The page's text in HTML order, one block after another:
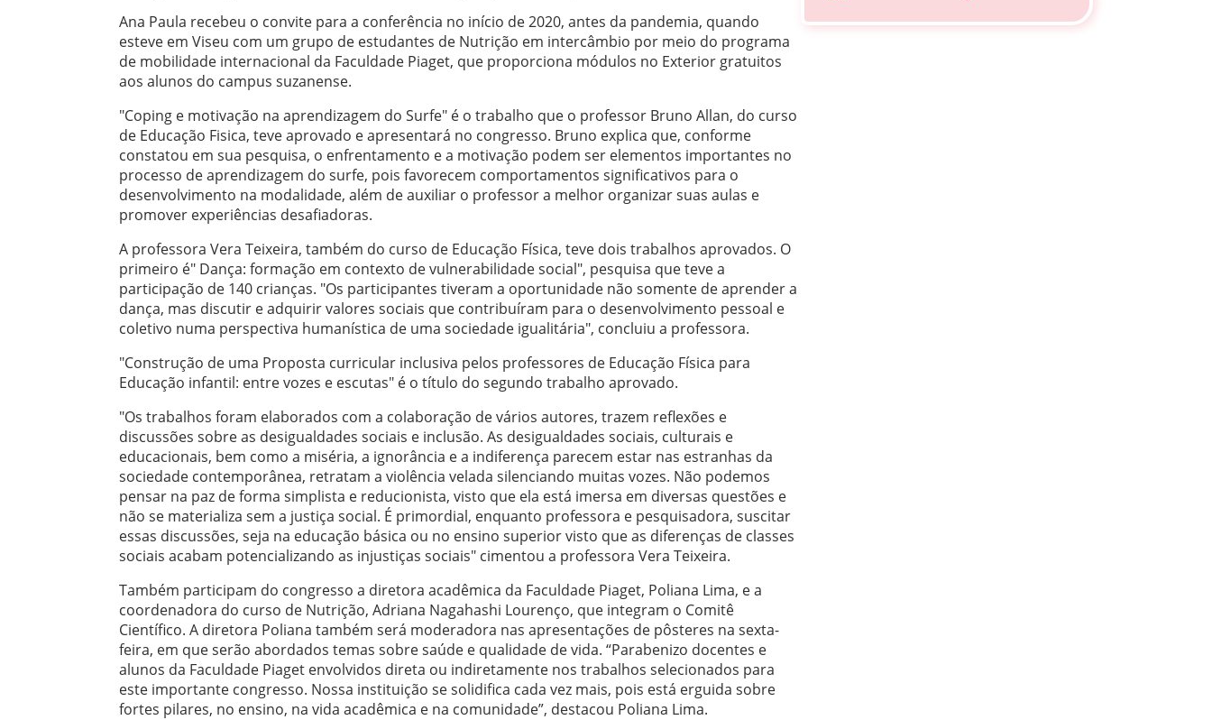
Ana Paula recebeu o convite para a conferência no início de 2020, antes da pandemia, quando
esteve em Viseu com um grupo de estudantes de Nutrição em intercâmbio por meio do programa
de mobilidade internacional da Faculdade Piaget, que proporciona módulos no Exterior gratuitos
aos alunos do campus suzanense.
"Coping e motivação na aprendizagem do Surfe" é o trabalho que o professor Bruno Allan, do curso
de Educação Fisica, teve aprovado e apresentará no congresso. Bruno explica que, conforme
constatou em sua pesquisa, o enfrentamento e a motivação podem ser elementos importantes no
processo de aprendizagem do surfe, pois favorecem comportamentos significativos para o
desenvolvimento na modalidade, além de auxiliar o professor a melhor organizar suas aulas e
promover experiências desafiadoras.
A professora Vera Teixeira, também do curso de Educação Física, teve dois trabalhos aprovados. O
primeiro é" Dança: formação em contexto de vulnerabilidade social", pesquisa que teve a
participação de 140 crianças. "Os participantes tiveram a oportunidade não somente de aprender a
dança, mas discutir e adquirir valores sociais que contribuíram para o desenvolvimento pessoal e
coletivo numa perspectiva humanística de uma sociedade igualitária", concluiu a professora.
"Construção de uma Proposta curricular inclusiva pelos professores de Educação Física para
Educação infantil: entre vozes e escutas" é o título do segundo trabalho aprovado.
"Os trabalhos foram elaborados com a colaboração de vários autores, trazem reflexões e
discussões sobre as desigualdades sociais e inclusão. As desigualdades sociais, culturais e
educacionais, bem como a miséria, a ignorância e a indiferença parecem estar nas estranhas da
sociedade contemporânea, retratam a violência velada silenciando muitas vozes. Não podemos
pensar na paz de forma simplista e reducionista, visto que ela está imersa em diversas questões e
não se materializa sem a justiça social. É primordial, enquanto professora e pesquisadora, suscitar
essas discussões, seja na educação básica ou no ensino superior visto que as diferenças de classes
sociais acabam potencializando as injustiças sociais" cimentou a professora Vera Teixeira.
Também participam do congresso a diretora acadêmica da Faculdade Piaget, Poliana Lima, e a
coordenadora do curso de Nutrição, Adriana Nagahashi Lourenço, que integram o Comitê
Científico. A diretora Poliana também será moderadora nas apresentações de pôsteres na sexta-
feira, em que serão abordados temas sobre saúde e qualidade de vida. “Parabenizo docentes e
alunos da Faculdade Piaget envolvidos direta ou indiretamente nos trabalhos selecionados para
este importante congresso. Nossa instituição se solidifica cada vez mais, pois está erguida sobre
fortes pilares, no ensino, na vida acadêmica e na comunidade”, destacou Poliana Lima.